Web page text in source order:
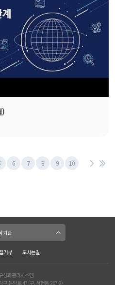
)
6 7 8 9 10
거부 오시는길
기관
연구원
성과관리시스템
구 분당로 47 (구. 서현동 267-2)